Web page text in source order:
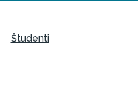
Študenti